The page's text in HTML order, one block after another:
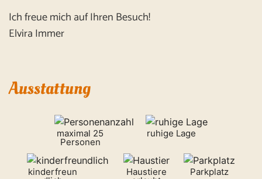
Ich freue mich auf Ihren Besuch!
Elvira Immer
Ausstattung
maximal 25
Personen
ruhige Lage
kinderfreun Haustiere Parkplatz